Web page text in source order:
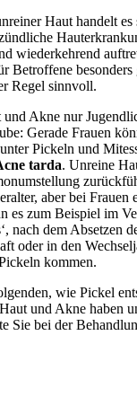
Haut handelt es
wiederkehrend
Betroffene
Regel sinnvoll.
und Akne nur
Gerade Frauen
Pickeln und
tarda. Unreine
aber bei Frauen
es zum Beispiel im
nach dem Absetzen
oder in den
kommen.
wie Pickel
und Akne haben
Sie bei der